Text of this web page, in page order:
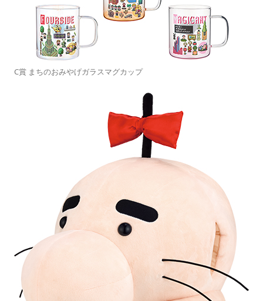
C賞 まちのおみやげガラスマグカップ